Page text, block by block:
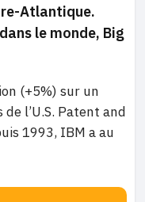
Atlantique.
le monde, Big
(+5%) sur un
l’U.S. Patent and
1993, IBM a au